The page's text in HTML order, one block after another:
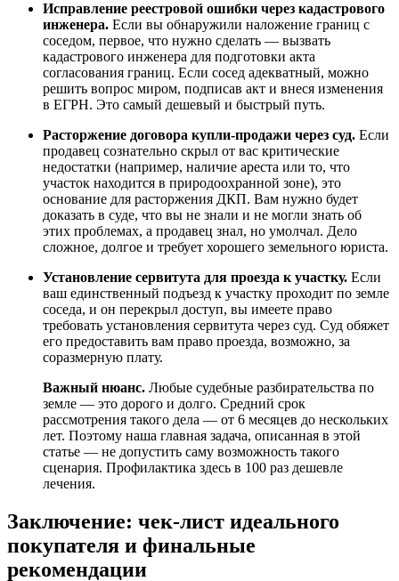
Исправление реестровой ошибки через кадастрового
инженера. Если вы обнаружили наложение границ с
соседом, первое, что нужно сделать — вызвать
кадастрового инженера для подготовки акта
согласования границ. Если сосед адекватный, можно
решить вопрос миром, подписав акт и внеся изменения
в ЕГРН. Это самый дешевый и быстрый путь.
Расторжение договора купли-продажи через суд. Если
продавец сознательно скрыл от вас критические
недостатки (например, наличие ареста или то, что
участок находится в природоохранной зоне), это
основание для расторжения ДКП. Вам нужно будет
доказать в суде, что вы не знали и не могли знать об
этих проблемах, а продавец знал, но умолчал. Дело
сложное, долгое и требует хорошего земельного юриста.
Установление сервитута для проезда к участку. Если
ваш единственный подъезд к участку проходит по земле
соседа, и он перекрыл доступ, вы имеете право
требовать установления сервитута через суд. Суд обяжет
его предоставить вам право проезда, возможно, за
соразмерную плату.
Важный нюанс. Любые судебные разбирательства по
земле — это дорого и долго. Средний срок
рассмотрения такого дела — от 6 месяцев до нескольких
лет. Поэтому наша главная задача, описанная в этой
статье — не допустить саму возможность такого
сценария. Профилактика здесь в 100 раз дешевле
лечения.
Заключение: чек-лист идеального
покупателя и финальные
рекомендации